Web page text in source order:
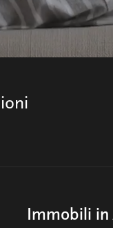
Immobili